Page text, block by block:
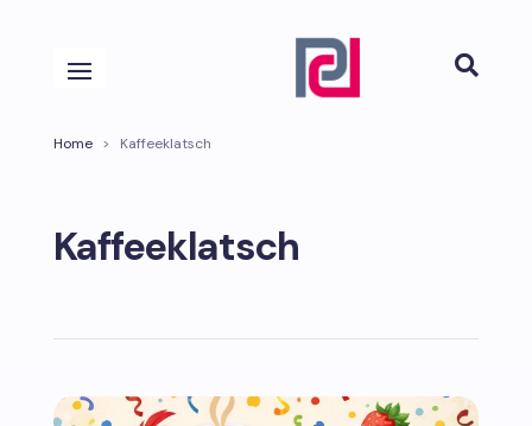

Home > Kaffeeklatsch
Kaffeeklatsch